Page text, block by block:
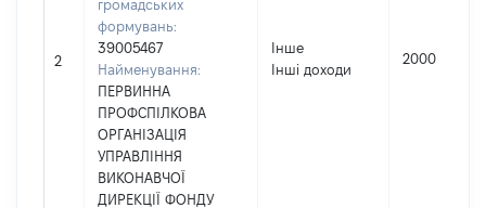
2
громадських
формувань:
39005467
Найменування:
ПЕРВИННА
ПРОФСПІЛКОВА
ОРГАНІЗАЦІЯ
УПРАВЛІННЯ
ВИКОНАВЧОЇ
ДИРЕКЦІЇ ФОНДУ
Інше
Інші доходи
2000